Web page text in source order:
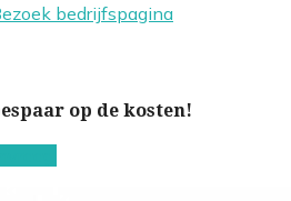
bedrijfspagina
op de kosten!